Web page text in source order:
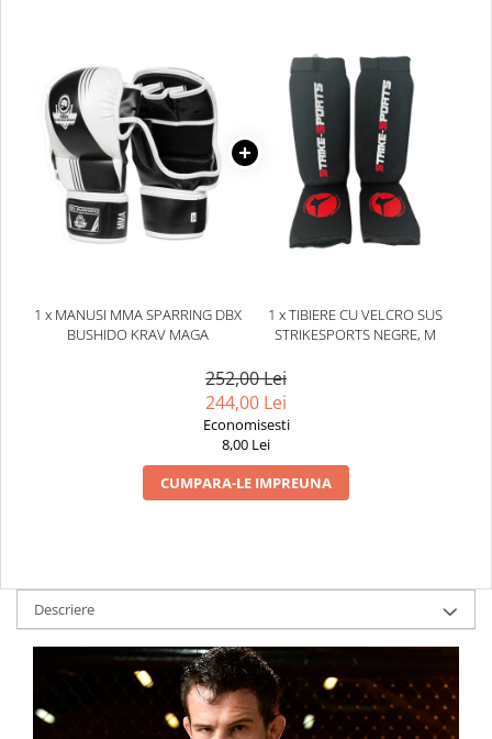
1 x MANUSI MMA SPARRING DBX
BUSHIDO KRAV MAGA
1 x TIBIERE CU VELCRO SUS
STRIKESPORTS NEGRE, M
252,00 Lei
244,00 Lei
Economisesti
8,00 Lei
CUMPARA-LE IMPREUNA
Descriere